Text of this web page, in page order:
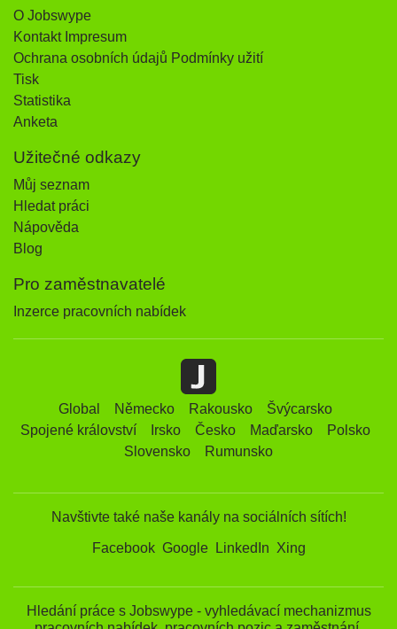
O Jobswype
Kontakt Impresum
Ochrana osobních údajů Podmínky užití
Tisk
Statistika
Anketa
Užitečné odkazy
Můj seznam
Hledat práci
Nápověda
Blog
Pro zaměstnavatelé
Inzerce pracovních nabídek
Global Německo Rakousko
Švýcarsko
Spojené království
Irsko Česko Maďarsko
Polsko
Slovensko
Rumunsko
Navštivte také naše kanály na sociálních sítích!
Facebook Google LinkedIn Xing
Hledání práce s Jobswype - vyhledávací mechanizmus